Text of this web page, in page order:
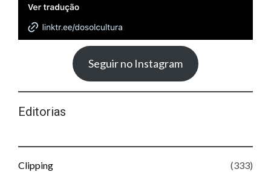
Seguir no Instagram
Editorias
Clipping (333)